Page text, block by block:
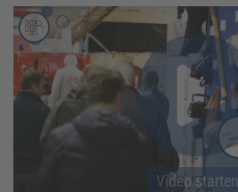
Video starten
Video starten